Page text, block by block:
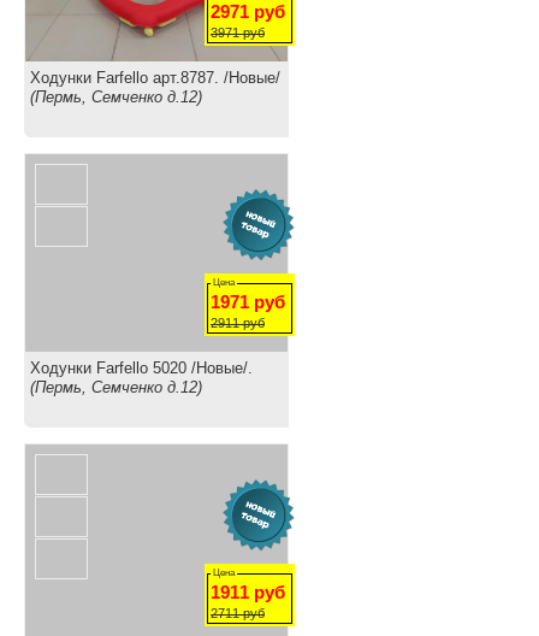
2971 руб
3971руб
Ходунки Farfello арт.8787. /Новые/
(Пермь, Семченко д.12)
Цена
1971 руб
2911руб
Ходунки Farfello 5020 /Новые/.
(Пермь, Семченко д.12)
Цена
1911 руб
2711руб